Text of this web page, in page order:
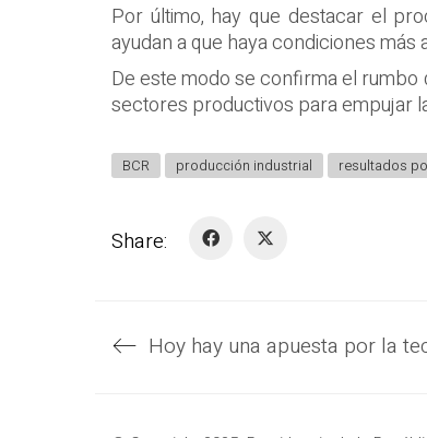
Por último, hay que destacar el
ayudan a que haya condiciones
De este modo se confirma el
sectores productivos para empujar
BCR producción industrial resultados
Share: